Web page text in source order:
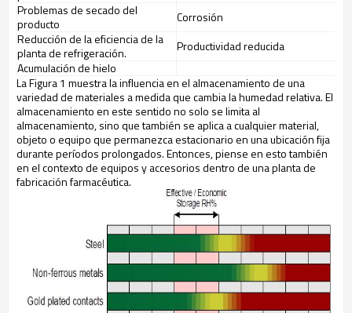
Problemas de secado del
producto
Corrosión
Reducción de la eficiencia de la
planta de refrigeración.
Productividad reducida
Acumulación de hielo
La Figura 1 muestra la influencia en el almacenamiento de una
variedad de materiales a medida que cambia la humedad relativa. El
almacenamiento en este sentido no solo se limita al
almacenamiento, sino que también se aplica a cualquier material,
objeto o equipo que permanezca estacionario en una ubicación fija
durante períodos prolongados. Entonces, piense en esto también
en el contexto de equipos y accesorios dentro de una planta de
fabricación farmacéutica.